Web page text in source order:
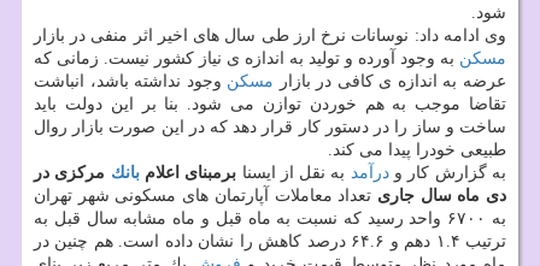
شود.
وی ادامه داد: نوسانات نرخ ارز طی سال های اخیر اثر منفی در بازار
مسكن به وجود آورده و تولید به اندازه ی نیاز كشور نیست. زمانی كه
عرضه به اندازه ی كافی در بازار مسكن وجود نداشته باشد، انباشت
تقاضا موجب به هم خوردن توازن می شود. بنا بر این دولت باید
ساخت و ساز را در دستور كار قرار دهد كه در این صورت بازار روال
طبیعی خودرا پیدا می كند.
به گزارش كار ودرآمد به نقل از ایسنا برمبنای اعلامبانك مركزی در
دی ماه سال جاری تعداد معاملات آپارتمان های مسكونی شهر تهران
به ۶۷۰۰ واحد رسید كه نسبت به ماه قبل و ماه مشابه سال قبل به
ترتیب ۱.۴ دهم و ۶۴.۶ درصد كاهش را نشان داده است. هم چنین در